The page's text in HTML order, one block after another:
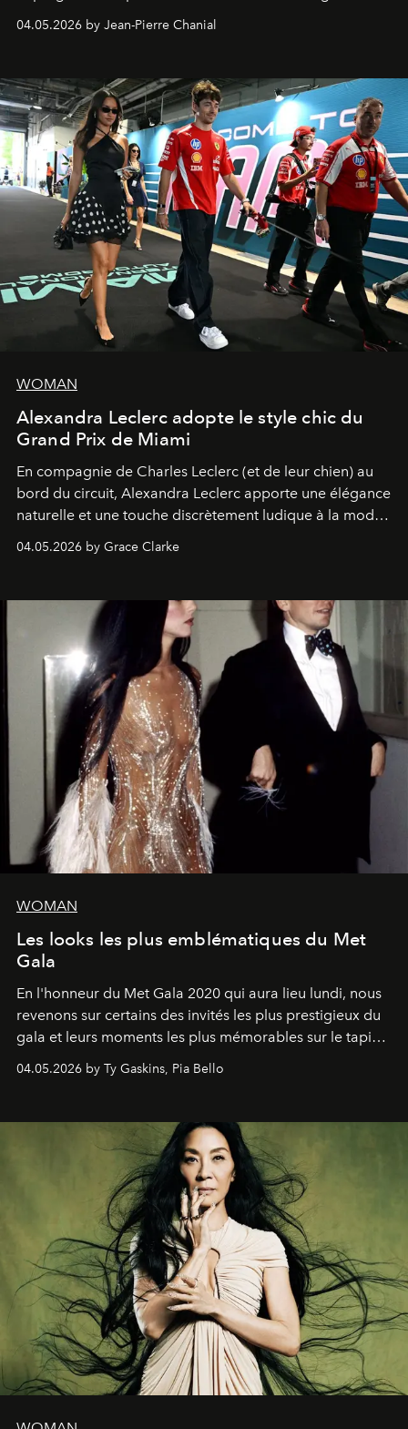
extrêmes fait merveille.
04.05.2026 by Jean-Pierre Chanial
WOMAN
Alexandra Leclerc adopte le style chic du
Grand Prix de Miami
En compagnie de Charles Leclerc (et de leur chien) au
bord du circuit, Alexandra Leclerc apporte une élégance
naturelle et une touche discrètement ludique à la mode
de la Formule 1.
04.05.2026 by Grace Clarke
WOMAN
Les looks les plus emblématiques du Met
Gala
En l'honneur du Met Gala 2020 qui aura lieu lundi, nous
revenons sur certains des invités les plus prestigieux du
gala et leurs moments les plus mémorables sur le tapis
04.05.2026 by Ty Gaskins, Pia Bello